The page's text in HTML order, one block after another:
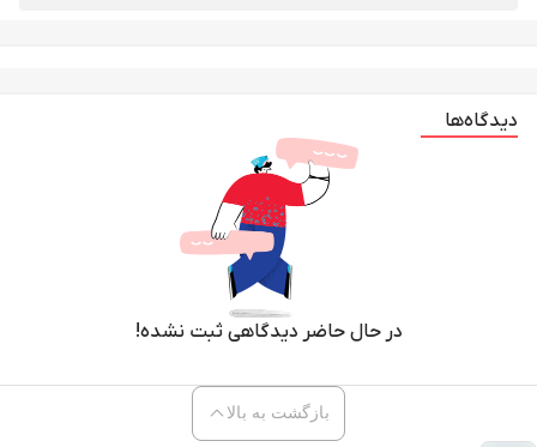
دیدگاه‌ها
در حال حاضر دیدگاهی ثبت نشده!
بازگشت به بالا